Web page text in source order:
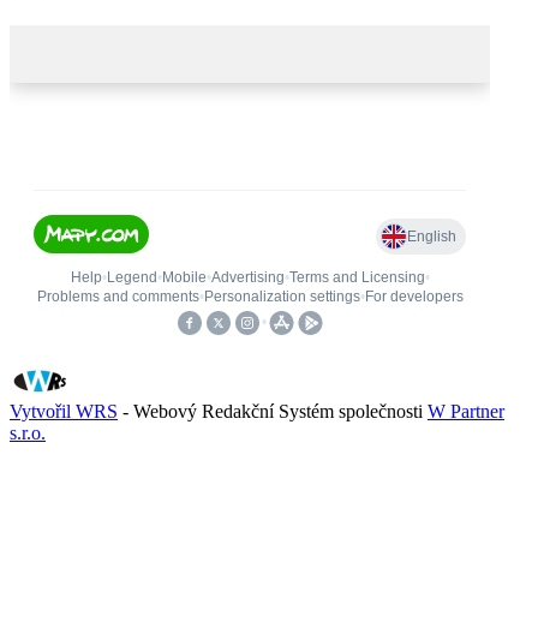
Vytvořil WRS - Webový Redakční Systém společnosti W Partner
s.r.o.